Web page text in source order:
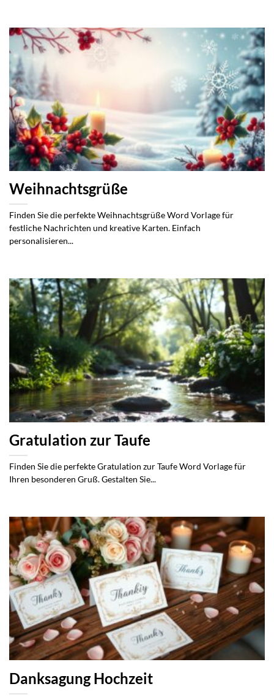
Weihnachtsgrüße
Finden Sie die perfekte Weihnachtsgrüße Word Vorlage für
festliche Nachrichten und kreative Karten. Einfach
personalisieren...
Gratulation zur Taufe
Finden Sie die perfekte Gratulation zur Taufe Word Vorlage für
Ihren besonderen Gruß. Gestalten Sie...
Danksagung Hochzeit